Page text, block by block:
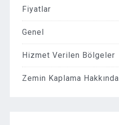
Fiyatlar
Genel
Hizmet Verilen Bölgeler
Zemin Kaplama Hakkında